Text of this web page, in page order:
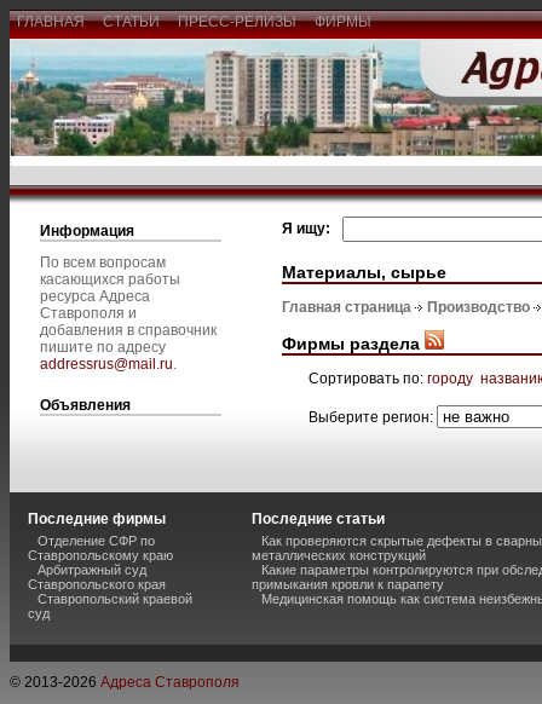
ГЛАВНАЯ СТАТЬИ ПРЕСС-РЕЛИЗЫ ФИРМЫ
Информация
По всем вопросам
касающихся работы
ресурса Адреса
Ставрополя и
добавления в справочник
пишите по адресу
addressrus@mail.ru.
Объявления
Я ищу:
Материалы, сырье
Главная страница Производство
Фирмы раздела
Сортировать по: городу
Выберите регион:
Последние фирмы
Отделение СФР по
Ставропольскому краю
Арбитражный суд
Ставропольского края
Ставропольский краевой
суд
Последние статьи
Как проверяются скрытые дефекты в
металлических конструкций
Какие параметры контролируются при
примыкания кровли к парапету
Медицинская помощь как система
© 2013-2026 Адреса Ставрополя